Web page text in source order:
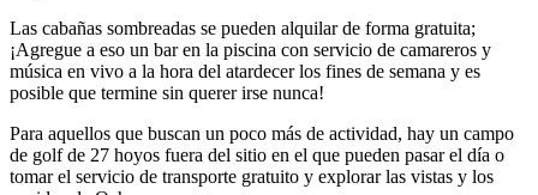
Las cabañas sombreadas se pueden alquilar de forma gratuita;
¡Agregue a eso un bar en la piscina con servicio de camareros y
música en vivo a la hora del atardecer los fines de semana y es
posible que termine sin querer irse nunca!
Para aquellos que buscan un poco más de actividad, hay un campo
de golf de 27 hoyos fuera del sitio en el que pueden pasar el día o
tomar el servicio de transporte gratuito y explorar las vistas y los